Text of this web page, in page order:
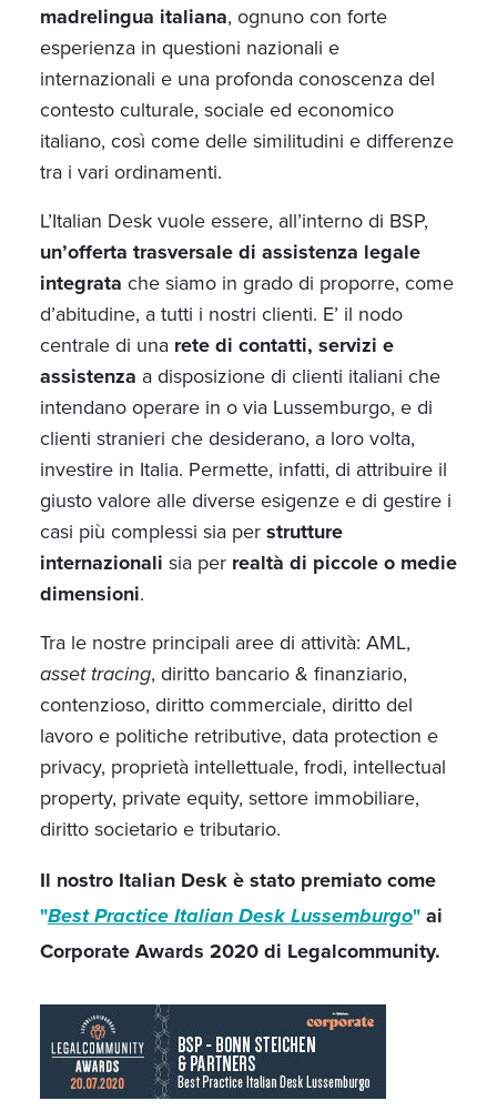
madrelingua italiana, ognuno con forte
esperienza in questioni nazionali e
internazionali e una profonda conoscenza del
contesto culturale, sociale ed economico
italiano, così come delle similitudini e differenze
tra i vari ordinamenti.
L’Italian Desk vuole essere, all’interno di BSP,
un’offerta trasversale di assistenza legale
integrata che siamo in grado di proporre, come
d’abitudine, a tutti i nostri clienti. E’ il nodo
centrale di una rete di contatti, servizi e
assistenza a disposizione di clienti italiani che
intendano operare in o via Lussemburgo, e di
clienti stranieri che desiderano, a loro volta,
investire in Italia. Permette, infatti, di attribuire il
giusto valore alle diverse esigenze e di gestire i
casi più complessi sia per strutture
internazionali sia per realtà di piccole o medie
dimensioni.
Tra le nostre principali aree di attività: AML,
asset tracing, diritto bancario & finanziario,
contenzioso, diritto commerciale, diritto del
lavoro e politiche retributive, data protection e
privacy, proprietà intellettuale, frodi, intellectual
property, private equity, settore immobiliare,
diritto societario e tributario.
Il nostro Italian Desk è stato premiato come
"Best Practice Italian Desk Lussemburgo"ai
Corporate Awards 2020 di Legalcommunity.